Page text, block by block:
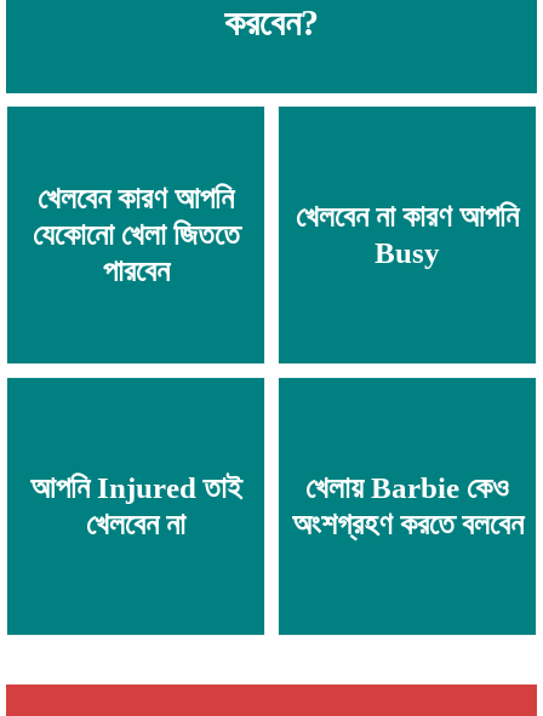
করবেন?
খেলবেন কারণ আপনি
যেকোনো খেলা জিততে
পারবেন
খেলবেন না কারণ আপনি
Busy
আপনি Injured তাই
খেলবেন না
খেলায় Barbie কেও
অংশগ্রহণ করতে বলবেন